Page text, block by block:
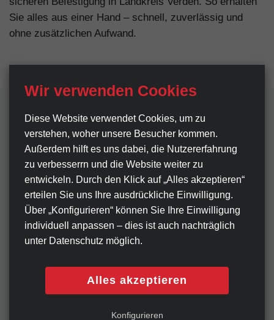
Sie alles aus einer Hand – schnell, zuverlässig und
ohne zusätzlichen Aufwand.
Häufig gestellte Fragen zu
Werbeschildern in
Landkreis Verden
Welche Größen sind für Unternehmen in
Wie widerstandsfähig sind die Schilder gegen
Wir verwenden Cookies
Diese Website verwendet Cookies, um zu
verstehen, woher unsere Besucher kommen.
Außerdem hilft es uns dabei, die Nutzer­erfahrung
zu verbesserrn und die Website weiter zu
entwickeln. Durch den Klick auf „Alles akzeptieren“
erteilen Sie uns Ihre ausdrückliche Einwilligung.
Über „Konfigurieren“ können Sie Ihre Einwilligung
individuell anpassen ‒ dies ist auch nachträglich
unter Datenschutz möglich.
Alles akzeptieren
Konfigurieren